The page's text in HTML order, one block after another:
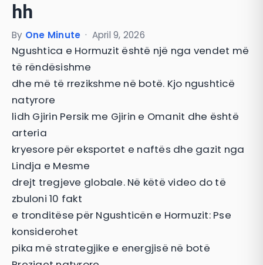
hh
By One Minute · April 9, 2026
Ngushtica e Hormuzit është një nga vendet më
të rëndësishme
dhe më të rrezikshme në botë. Kjo ngushticë
natyrore
lidh Gjirin Persik me Gjirin e Omanit dhe është
arteria
kryesore për eksportet e naftës dhe gazit nga
Lindja e Mesme
drejt tregjeve globale. Në këtë video do të
zbuloni 10 fakt
e tronditëse për Ngushticën e Hormuzit: Pse
konsiderohet
pika më strategjike e energjisë në botë